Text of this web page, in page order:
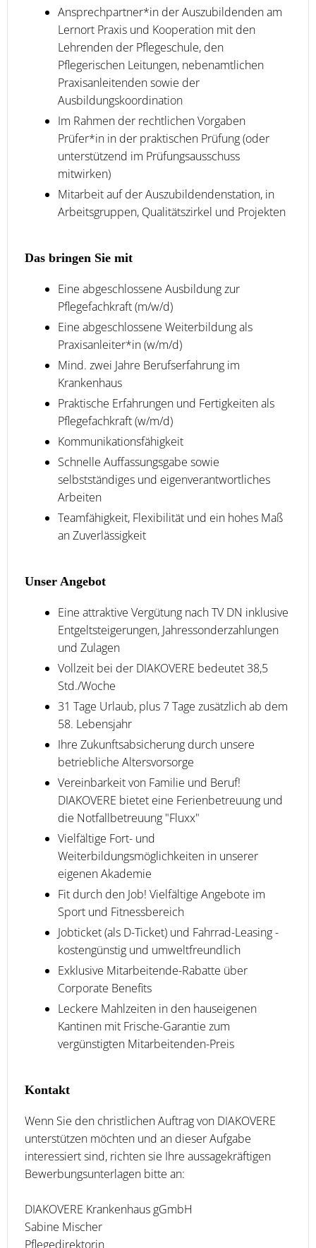
Ansprechpartner*in der Auszubildenden am
Lernort Praxis und Kooperation mit den
Lehrenden der Pflegeschule, den
Pflegerischen Leitungen, nebenamtlichen
Praxisanleitenden sowie der
Ausbildungskoordination
Im Rahmen der rechtlichen Vorgaben
Prüfer*in in der praktischen Prüfung (oder
unterstützend im Prüfungsausschuss
mitwirken)
Mitarbeit auf der Auszubildendenstation, in
Arbeitsgruppen, Qualitätszirkel und Projekten
Das bringen Sie mit
Eine abgeschlossene Ausbildung zur
Pflegefachkraft (m/w/d)
Eine abgeschlossene Weiterbildung als
Praxisanleiter*in (w/m/d)
Mind. zwei Jahre Berufserfahrung im
Krankenhaus
Praktische Erfahrungen und Fertigkeiten als
Pflegefachkraft (w/m/d)
Kommunikationsfähigkeit
Schnelle Auffassungsgabe sowie
selbstständiges und eigenverantwortliches
Arbeiten
Teamfähigkeit, Flexibilität und ein hohes Maß
an Zuverlässigkeit
Unser Angebot
Eine attraktive Vergütung nach TV DN inklusive
Entgeltsteigerungen, Jahressonderzahlungen
und Zulagen
Vollzeit bei der DIAKOVERE bedeutet 38,5
Std./Woche
31 Tage Urlaub, plus 7 Tage zusätzlich ab dem
58. Lebensjahr
Ihre Zukunftsabsicherung durch unsere
betriebliche Altersvorsorge
Vereinbarkeit von Familie und Beruf!
DIAKOVERE bietet eine Ferienbetreuung und
die Notfallbetreuung "Fluxx"
Vielfältige Fort- und
Weiterbildungsmöglichkeiten in unserer
eigenen Akademie
Fit durch den Job! Vielfältige Angebote im
Sport und Fitnessbereich
Jobticket (als D-Ticket) und Fahrrad-Leasing -
kostengünstig und umweltfreundlich
Exklusive Mitarbeitende-Rabatte über
Corporate Benefits
Leckere Mahlzeiten in den hauseigenen
Kantinen mit Frische-Garantie zum
vergünstigten Mitarbeitenden-Preis
Kontakt
Wenn Sie den christlichen Auftrag von DIAKOVERE
unterstützen möchten und an dieser Aufgabe
interessiert sind, richten sie Ihre aussagekräftigen
Bewerbungsunterlagen bitte an:
DIAKOVERE Krankenhaus gGmbH
Sabine Mischer
Pflegedirektorin